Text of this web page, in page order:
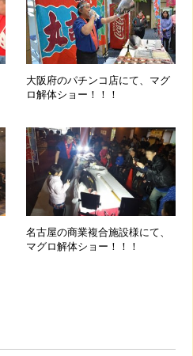
大阪府のパチンコ店にて、マグ
ロ解体ショー！！！
名古屋の商業複合施設様にて、
マグロ解体ショー！！！